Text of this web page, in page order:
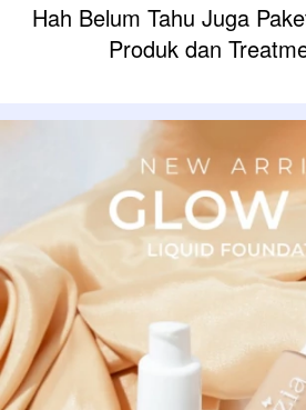
Hah Belum Tahu Juga
Produk dan